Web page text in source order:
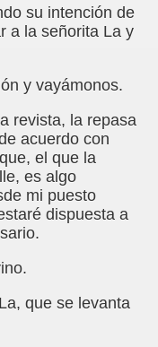
su intención de
a la señorita La y
y vayámonos.
revista, la repasa
acuerdo con
el que la
es algo
mi puesto
dispuesta a
que se levanta
padres (Col.
(Dr. Phil